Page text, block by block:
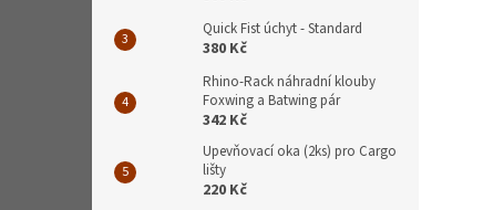
Quick Fist úchyt - Standard
380 Kč
Rhino-Rack náhradní klouby
Foxwing a Batwing pár
342 Kč
Upevňovací oka (2ks) pro Cargo
lišty
220 Kč